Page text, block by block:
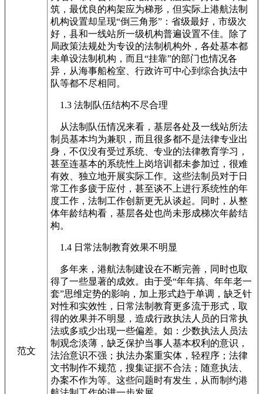
范文
筑，最优良的构架应为梯形，但实际上港航法制
机构设置却呈现“倒三角形”：省级最好，市级次
好，县和一线站所一级机构普遍设置不佳。除了
局政策法规处为专设的法制机构外，各处基本都
未单设法制机构，而且“挂靠”的部门也情况各
异，从海事船检室、行政许可中心到综合执法中
队等都不尽相同。
1.3 法制队伍结构不尽合理
从法制队伍情况来看，基层各处及一线站所法
制员基本均为兼职，而且很多都不是法律专业出
身，不仅没有受过系统、专业的法律教育学习，
甚至连基本的系统性上岗培训都未参加过，很难
有效、独立地开展实际工作。这些法制员对于日
常工作多疲于应付，甚至谈不上进行系统性的年
度工作，法制工作创新更无从谈起。同时，从整
体年龄结构看，基层各处也尚未形成梯次年龄结
构。
1.4 日常法制教育效果不明显
多年来，港航法制建设在不断完善，同时也取
得了一些显著的成效。由于受“年年搞、年年老一
套”思维定势的影响，加上形式趋于单调，缺乏针
对性和实效性，日常法制教育更多流于形式，取
得的效果并不明显，造成行政执法人员的日常执
法或多或少出现一些偏差。如：少数执法人员法
制观念淡薄，缺乏保护当事人基本权利的意识，
法治意识不强；执法办案重实体，轻程序；法律
文书制作不规范，搜集证据不合法；随意执法、
办案不作为等。这些问题时有发生，从而制约港